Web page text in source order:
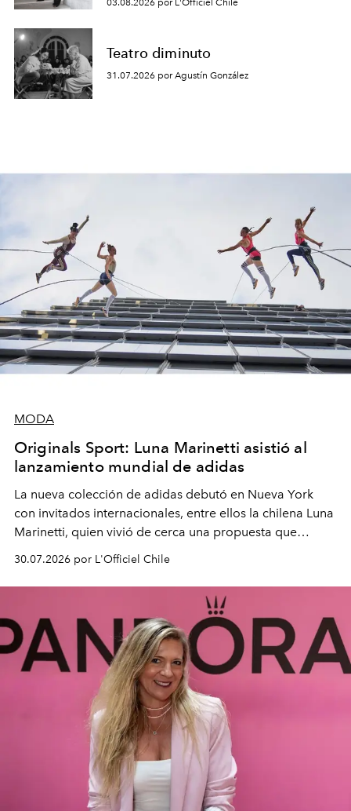
03.08.2026 por L'Officiel Chile
Teatro diminuto
31.07.2026 por Agustín González
MODA
Originals Sport: Luna Marinetti asistió al
lanzamiento mundial de adidas
La nueva colección de adidas debutó en Nueva York
con invitados internacionales, entre ellos la chilena Luna
Marinetti, quien vivió de cerca una propuesta que
fusiona moda y rendimiento.
30.07.2026 por L'Officiel Chile